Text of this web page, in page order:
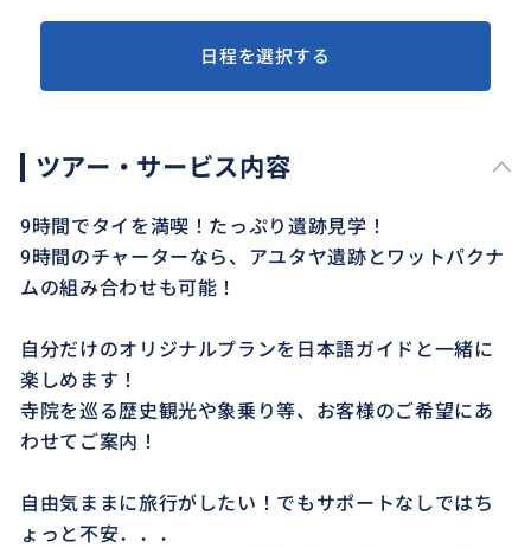
日程を選択する
ツアー・サービス内容
9時間でタイを満喫！たっぷり遺跡見学！
9時間のチャーターなら、アユタヤ遺跡とワットパクナ
ムの組み合わせも可能！
自分だけのオリジナルプランを日本語ガイドと一緒に
楽しめます！
寺院を巡る歴史観光や象乗り等、お客様のご希望にあ
わせてご案内！
自由気ままに旅行がしたい！でもサポートなしではち
ょっと不安．．．